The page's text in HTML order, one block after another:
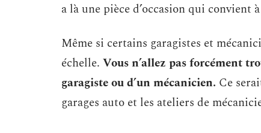
a là une pièce d’occasion qui
Même si certains garagistes et
échelle. Vous n’allez pas forcément
garagiste ou d’un mécanicien. Ce
garages auto et les ateliers de